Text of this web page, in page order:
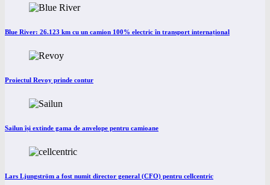
Blue River: 26.123 km cu un camion 100% electric în transport internațional
Proiectul Revoy prinde contur
Sailun își extinde gama de anvelope pentru camioane
Lars Ljungström a fost numit director general (CFO) pentru cellcentric